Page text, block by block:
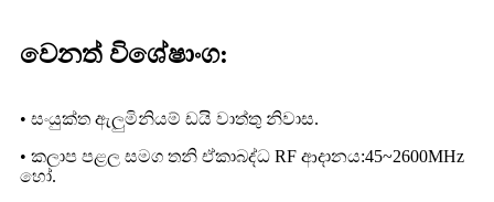
වෙනත් විශේෂාංග:
• සංයුක්ත ඇලුමිනියම් ඩයි වාත්තු නිවාස.
• කලාප පළල සමග තනි ඒකාබද්ධ RF ආදානය:45~2600MHz
හෝ.